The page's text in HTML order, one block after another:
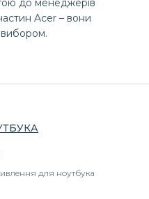
до менеджерів
Acer – вони
А
для ноутбука